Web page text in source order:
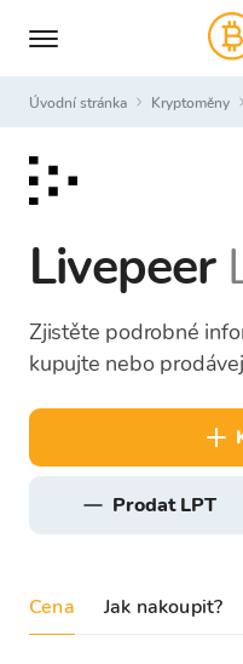
Úvodní stránka Kryptoměny
Livepeer
Zjistěte podrobné
kupujte nebo
prodat LPT
Cena Jak nakoupit?